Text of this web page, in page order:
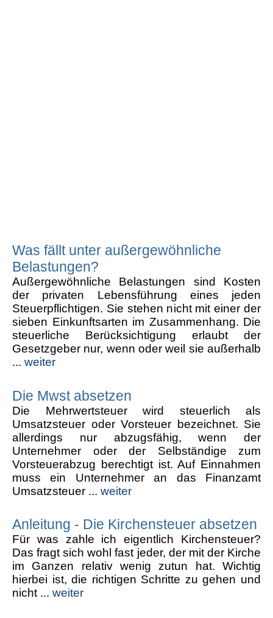
Was fällt unter außergewöhnliche
Belastungen?
Außergewöhnliche Belastungen sind Kosten
der privaten Lebensführung eines jeden
Steuerpflichtigen. Sie stehen nicht mit einer der
sieben Einkunftsarten im Zusammenhang. Die
steuerliche Berücksichtigung erlaubt der
Gesetzgeber nur, wenn oder weil sie außerhalb
... weiter
Die Mwst absetzen
Die Mehrwertsteuer wird steuerlich als
Umsatzsteuer oder Vorsteuer bezeichnet. Sie
allerdings nur abzugsfähig, wenn der
Unternehmer oder der Selbständige zum
Vorsteuerabzug berechtigt ist. Auf Einnahmen
muss ein Unternehmer an das Finanzamt
Umsatzsteuer ... weiter
Anleitung - Die Kirchensteuer absetzen
Für was zahle ich eigentlich Kirchensteuer?
Das fragt sich wohl fast jeder, der mit der Kirche
im Ganzen relativ wenig zutun hat. Wichtig
hierbei ist, die richtigen Schritte zu gehen und
nicht ... weiter